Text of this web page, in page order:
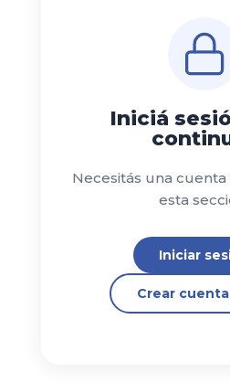
Iniciá
Necesitás una
esta
Iniciar
Crear